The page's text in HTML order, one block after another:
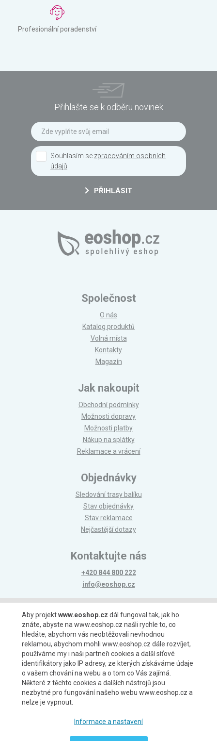
Profesionální poradenství
Přihlašte se k odběru novinek
Souhlasím se zpracováním osobních
údajů
PŘIHLÁSIT
Společnost
O nás
Katalog produktů
Volná místa
Kontakty
Magazín
Jak nakoupit
Obchodní podmínky
Možnosti dopravy
Možnosti platby
Nákup na splátky
Reklamace a vrácení
Objednávky
Sledování trasy balíku
Stav objednávky
Stav reklamace
Nejčastější dotazy
Kontaktujte nás
+420 844 800 222
info@eoshop.cz
Možnosti platby
Možnosti dopravy
Aby projektwww.eoshop.cz dál fungoval tak, jak ho
znáte, abyste na www.eoshop.cz našli rychle to, co
hledáte, abychom vás neobtěžovali nevhodnou
reklamou, abychom mohli www.eoshop.cz dále rozvíjet,
používáme my i naši partneři cookies a další síťové
identifikátory jako IP adresy, ze kterých získáváme údaje
o vašem chování na webu a o tom co Vás zajímá.
Některé z těchto cookies a dalších nástrojů jsou
nezbytné pro fungování našeho webu www.eoshop.cz a
nelze je vypnout.
Informace a nastavení